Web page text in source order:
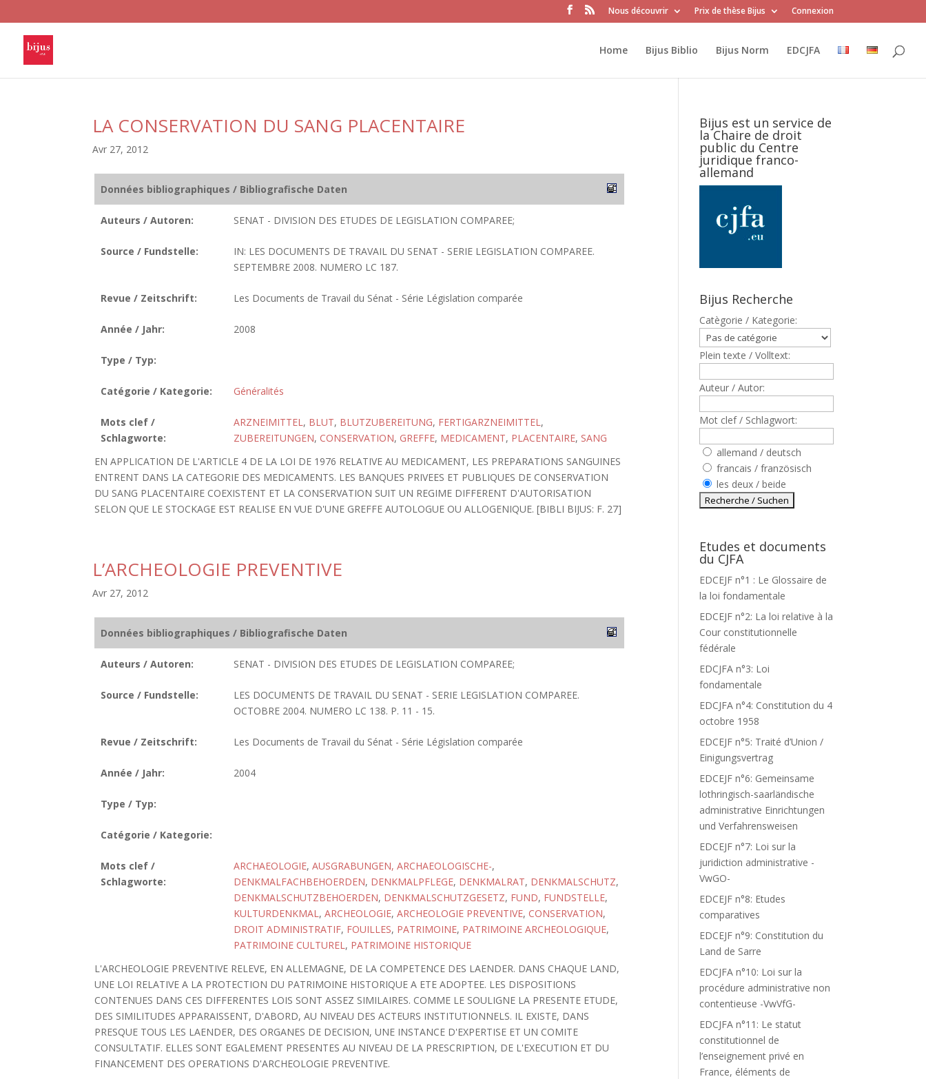
Nous découvrir Prix de thèse Bijus Connexion
Home Bijus Biblio Bijus Norm EDCJFA
LA CONSERVATION DU SANG PLACENTAIRE
Avr 27, 2012
Données bibliographiques / Bibliografische Daten
Auteurs / Autoren: SENAT - DIVISION DES ETUDES DE LEGISLATION COMPAREE;
Source / Fundstelle:
IN: LES DOCUMENTS DE TRAVAIL DU SENAT - SERIE LEGISLATION COMPAREE.
SEPTEMBRE 2008. NUMERO LC 187.
Revue / Zeitschrift: Les Documents de Travail du Sénat - Série Législation comparée
Année / Jahr: 2008
Type / Typ:
Catégorie / Kategorie: Généralités
Mots clef /
Schlagworte:
ARZNEIMITTEL, BLUT, BLUTZUBEREITUNG, FERTIGARZNEIMITTEL,
ZUBEREITUNGEN, CONSERVATION, GREFFE, MEDICAMENT, PLACENTAIRE, SANG
EN APPLICATION DE L'ARTICLE 4 DE LA LOI DE 1976 RELATIVE AU MEDICAMENT, LES PREPARATIONS SANGUINES
ENTRENT DANS LA CATEGORIE DES MEDICAMENTS. LES BANQUES PRIVEES ET PUBLIQUES DE CONSERVATION
DU SANG PLACENTAIRE COEXISTENT ET LA CONSERVATION SUIT UN REGIME DIFFERENT D'AUTORISATION
SELON QUE LE STOCKAGE EST REALISE EN VUE D'UNE GREFFE AUTOLOGUE OU ALLOGENIQUE. [BIBLI BIJUS: F. 27]
L’ARCHEOLOGIE PREVENTIVE
Avr 27, 2012
Données bibliographiques / Bibliografische Daten
Auteurs / Autoren: SENAT - DIVISION DES ETUDES DE LEGISLATION COMPAREE;
Source / Fundstelle:
LES DOCUMENTS DE TRAVAIL DU SENAT - SERIE LEGISLATION COMPAREE.
OCTOBRE 2004. NUMERO LC 138. P. 11 - 15.
Revue / Zeitschrift: Les Documents de Travail du Sénat - Série Législation comparée
Année / Jahr: 2004
Type / Typ:
Catégorie / Kategorie:
Mots clef /
Schlagworte:
ARCHAEOLOGIE, AUSGRABUNGEN, ARCHAEOLOGISCHE-,
DENKMALFACHBEHOERDEN, DENKMALPFLEGE, DENKMALRAT, DENKMALSCHUTZ,
DENKMALSCHUTZBEHOERDEN, DENKMALSCHUTZGESETZ, FUND, FUNDSTELLE,
KULTURDENKMAL, ARCHEOLOGIE, ARCHEOLOGIE PREVENTIVE, CONSERVATION,
DROIT ADMINISTRATIF, FOUILLES, PATRIMOINE, PATRIMOINE ARCHEOLOGIQUE,
PATRIMOINE CULTUREL, PATRIMOINE HISTORIQUE
L'ARCHEOLOGIE PREVENTIVE RELEVE, EN ALLEMAGNE, DE LA COMPETENCE DES LAENDER. DANS CHAQUE LAND,
UNE LOI RELATIVE A LA PROTECTION DU PATRIMOINE HISTORIQUE A ETE ADOPTEE. LES DISPOSITIONS
CONTENUES DANS CES DIFFERENTES LOIS SONT ASSEZ SIMILAIRES. COMME LE SOULIGNE LA PRESENTE ETUDE,
DES SIMILITUDES APPARAISSENT, D'ABORD, AU NIVEAU DES ACTEURS INSTITUTIONNELS. IL EXISTE, DANS
PRESQUE TOUS LES LAENDER, DES ORGANES DE DECISION, UNE INSTANCE D'EXPERTISE ET UN COMITE
CONSULTATIF. ELLES SONT EGALEMENT PRESENTES AU NIVEAU DE LA PRESCRIPTION, DE L'EXECUTION ET DU
FINANCEMENT DES OPERATIONS D'ARCHEOLOGIE PREVENTIVE.
Bijus est un service de
la Chaire de droit
public du Centre
juridique franco-
allemand
Bijus Recherche
Catègorie / Kategorie:
Plein texte / Volltext:
Auteur / Autor:
Mot clef / Schlagwort:
allemand / deutsch
francais / französisch
les deux / beide
Etudes et documents
du CJFA
EDCEJF n°1 : Le Glossaire de
la loi fondamentale
EDCEJF n°2: La loi relative à la
Cour constitutionnelle
fédérale
EDCJFA n°3: Loi
fondamentale
EDCJFA n°4: Constitution du 4
octobre 1958
EDCEJF n°5: Traité d’Union /
Einigungsvertrag
EDCEJF n°6: Gemeinsame
lothringisch-saarländische
administrative Einrichtungen
und Verfahrensweisen
EDCEJF n°7: Loi sur la
juridiction administrative -
VwGO-
EDCEJF n°8: Etudes
comparatives
EDCEJF n°9: Constitution du
Land de Sarre
EDCJFA n°10: Loi sur la
procédure administrative non
contentieuse -VwVfG-
EDCJFA n°11: Le statut
constitutionnel de
l’enseignement privé en
France, éléments de